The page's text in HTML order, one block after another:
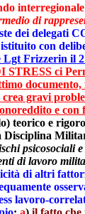
di
dei delegati
con
Lgt Frizzerin il
ci
gravi
e con
teorico e
Disciplina
psicosociali
di lavoro
di altri
lavoro-